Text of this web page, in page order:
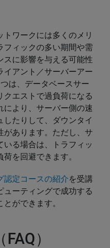
ワークには多くのメリ
フィックの多い期間や需
スに影響を与える可能性
イアント／サーバーアー
は、データベースサー
エストで過負荷になる
により、サーバー側の速
したりして、ダウンタイ
があります。ただし、サ
る場合は、トラフィッ
を回避できます。
認定コースの紹介を受講
ーティングで成功する
ができます。
）